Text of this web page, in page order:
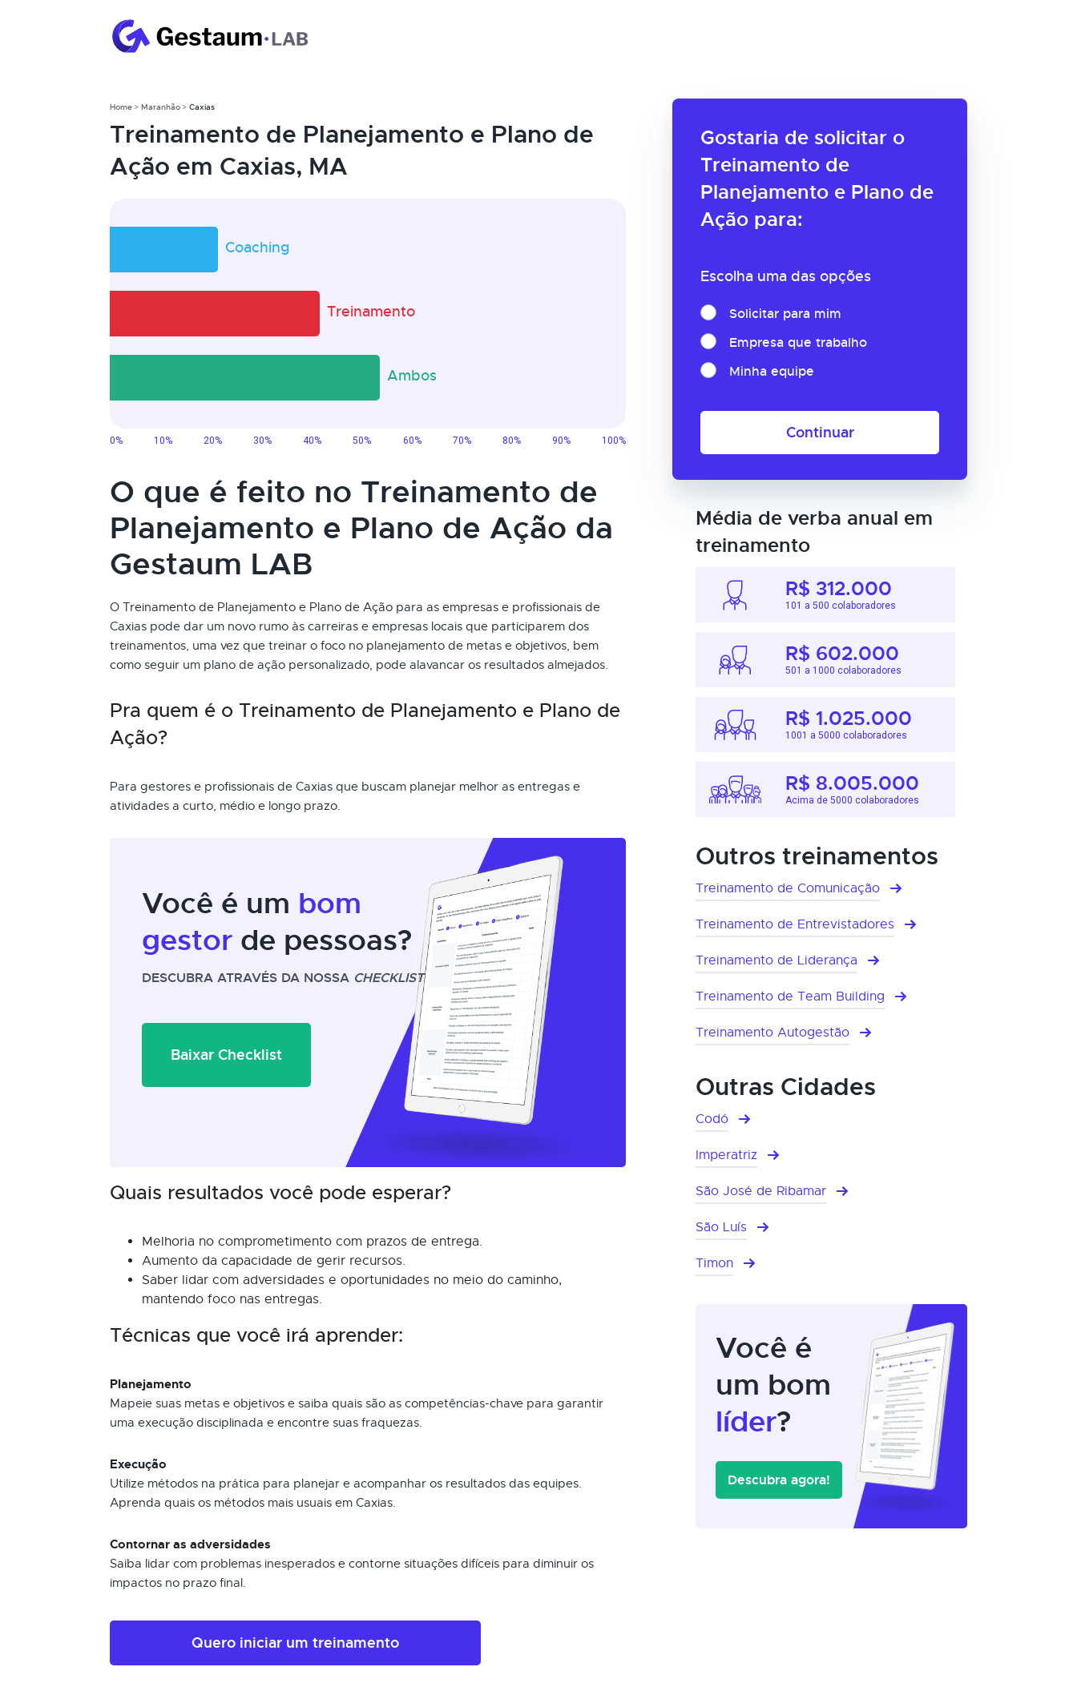
Gostaria de solicitar o
Treinamento de
Planejamento e Plano de
Ação para:
Escolha uma das opções
Solicitar para mim
Empresa que trabalho
Minha equipe
Continuar
Home Maranhão Caxias
Treinamento de Planejamento e Plano de
Ação em Caxias, MA
O que é feito no Treinamento de
Planejamento e Plano de Ação da
Gestaum LAB
O Treinamento de Planejamento e Plano de Ação para as empresas e profissionais de
Caxias pode dar um novo rumo às carreiras e empresas locais que participarem dos
treinamentos, uma vez que treinar o foco no planejamento de metas e objetivos, bem
como seguir um plano de ação personalizado, pode alavancar os resultados almejados.
Pra quem é o Treinamento de Planejamento e Plano de
Ação?
Para gestores e profissionais de Caxias que buscam planejar melhor as entregas e
atividades a curto, médio e longo prazo.
Você é um bom
gestor de pessoas?
DESCUBRA ATRAVÉS DA NOSSA CHECKLIST
Baixar Checklist
Quais resultados você pode esperar?
Melhoria no comprometimento com prazos de entrega.
Aumento da capacidade de gerir recursos.
Saber lidar com adversidades e oportunidades no meio do caminho,
mantendo foco nas entregas.
Técnicas que você irá aprender:
Planejamento
Mapeie suas metas e objetivos e saiba quais são as competências-chave para garantir
uma execução disciplinada e encontre suas fraquezas.
Execução
Utilize métodos na prática para planejar e acompanhar os resultados das equipes.
Aprenda quais os métodos mais usuais em Caxias.
Contornar as adversidades
Saiba lidar com problemas inesperados e contorne situações difíceis para diminuir os
impactos no prazo final.
Quero iniciar um treinamento
Média de verba anual em
treinamento
R$ 312.000
101 a 500 colaboradores
R$ 602.000
501 a 1000 colaboradores
R$ 1.025.000
1001 a 5000 colaboradores
R$ 8.005.000
Acima de 5000 colaboradores
Outros treinamentos
Treinamento de Comunicação
Treinamento de Entrevistadores
Treinamento de Liderança
Treinamento de Team Building
Treinamento Autogestão
Outras Cidades
Codó
Imperatriz
São José de Ribamar
São Luís
Timon
Você é
um bom
líder?
Descubra agora!